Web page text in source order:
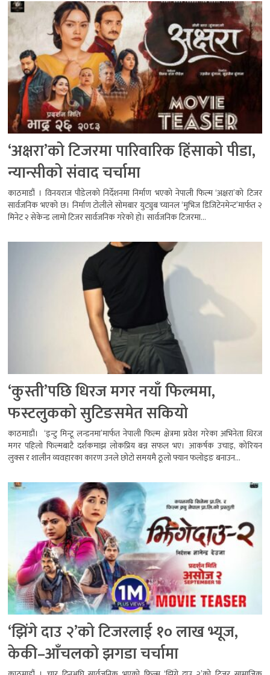
‘अक्षरा’को टिजरमा पारिवारिक हिंसाको पीडा,
न्यान्सीको संवाद चर्चामा
काठमाडौं । विनयराज पौडेलको निर्देशनमा निर्माण भएको नेपाली फिल्म ‘अक्षरा’को टिजर
सार्वजनिक भएको छ। निर्माण टोलीले सोमबार युट्युब च्यानल ‘मुभिज डिजिटेनमेन्ट’मार्फत २
मिनेट २ सेकेन्ड लामो टिजर सार्वजनिक गरेको हो। सार्वजनिक टिजरमा...
‘कुस्ती’पछि धिरज मगर नयाँ फिल्ममा,
फस्टलुकको सुटिङसमेत सकियो
काठमाडौं। ‘इन्टु मिन्टू लन्डनमा’मार्फत नेपाली फिल्म क्षेत्रमा प्रवेश गरेका अभिनेता धिरज
मगर पहिलो फिल्मबाटै दर्शकमाझ लोकप्रिय बन्न सफल भए। आकर्षक उचाइ, कोरियन
लुक्स र शालीन व्यवहारका कारण उनले छोटो समयमै ठूलो फ्यान फलोइङ बनाउन...
‘झिंगे दाउ २’को टिजरलाई १० लाख भ्यूज,
केकी–आँचलको झगडा चर्चामा